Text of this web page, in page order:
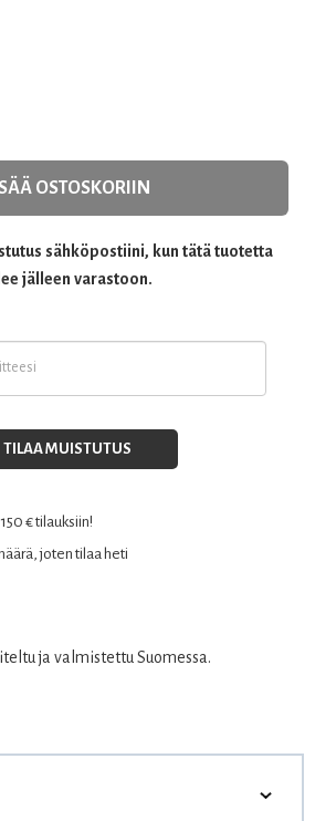
OSTOSKORIIN
sähköpostiini, kun tätä tuotetta
jälleen varastoon.
TILAA MUISTUTUS
€ tilauksiin!
joten tilaa heti
ja valmistettu Suomessa.